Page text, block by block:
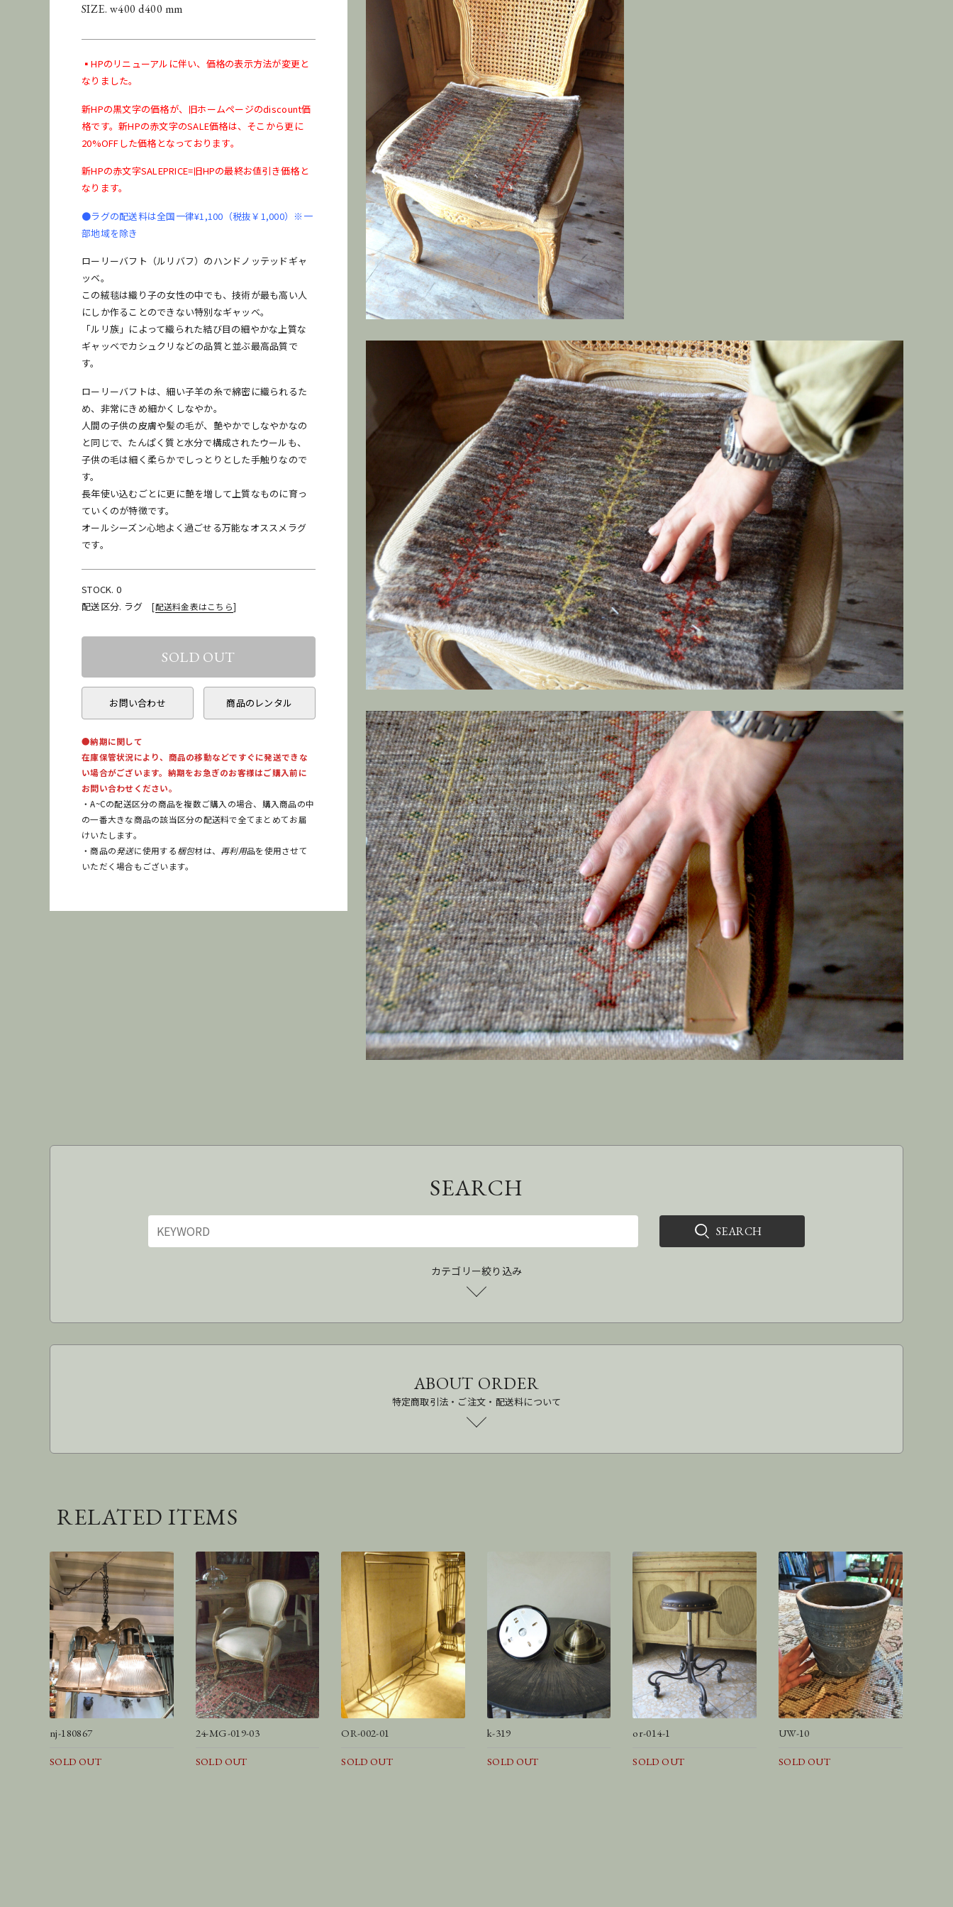
SIZE. w400 d400 mm
▪️HPのリニューアルに伴い、価格の表示方法が変更と
なりました。
新HPの黒文字の価格が、旧ホームページのdiscount価
格です。新HPの赤文字のSALE価格は、そこから更に
20%OFFした価格となっております。
新HPの赤文字SALEPRICE=旧HPの最終お値引き価格と
なります。
●ラグの配送料は全国一律¥1,100（税抜￥1,000）※一
部地域を除き
ローリーバフト（ルリバフ）のハンドノッテッドギャ
ッベ。
この絨毯は織り子の女性の中でも、技術が最も高い人
にしか作ることのできない特別なギャッベ。
「ルリ族」によって織られた結び目の細やかな上質な
ギャッベでカシュクリなどの品質と並ぶ最高品質で
す。
ローリーバフトは、細い子羊の糸で綿密に織られるた
め、非常にきめ細かくしなやか。
人間の子供の皮膚や髪の毛が、艶やかでしなやかなの
と同じで、たんぱく質と水分で構成されたウールも、
子供の毛は細く柔らかでしっとりとした手触りなので
す。
長年使い込むごとに更に艶を増して上質なものに育っ
ていくのが特徴です。
オールシーズン心地よく過ごせる万能なオススメラグ
です。
STOCK. 0
配送区分. ラグ[配送料金表はこちら]
お問い合わせ 商品のレンタル
●納期に関して
在庫保管状況により、商品の移動などですぐに発送できな
い場合がございます。納期をお急ぎのお客様はご購入前に
お問い合わせください。
・A~Cの配送区分の商品を複数ご購入の場合、購入商品の中
の一番大きな商品の該当区分の配送料で全てまとめてお届
けいたします。
・商品の発送に使用する梱包材は、 再利用品を使用させて
いただく場合もございます。
お問い合わせ 商品のレンタル
●納期に関して
在庫保管状況により、商品の移動などですぐに発送できな
お問い合わせください。
発送 梱包 再利用
SEARCH
カテゴリー絞り込み
ABOUT ORDER
特定商取引法・ご注文・配送料について
RELATED ITEMS
nj-180867
SOLD OUT
24-MG-019-03
SOLD OUT
OR-002-01
SOLD OUT
k-319
SOLD OUT
or-014-1
SOLD OUT
UW-10
SOLD OUT